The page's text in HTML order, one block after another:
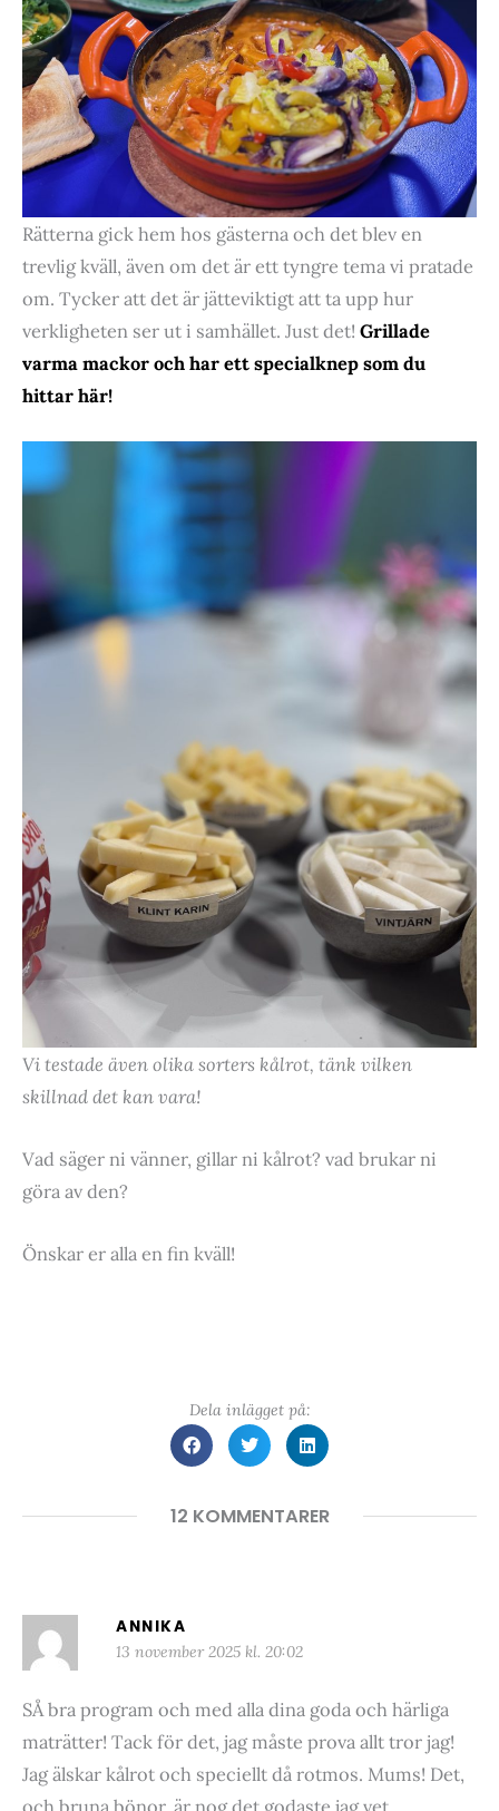
Rätterna gick hem hos gästerna och det blev en
trevlig kväll, även om det är ett tyngre tema vi pratade
om. Tycker att det är jätteviktigt att ta upp hur
verkligheten ser ut i samhället. Just det! Grillade
varma mackor och har ett specialknep som du
hittar här!
Vi testade även olika sorters kålrot, tänk vilken
skillnad det kan vara!
Vad säger ni vänner, gillar ni kålrot? vad brukar ni
göra av den?
Önskar er alla en fin kväll!
Dela inlägget på:
12 KOMMENTARER
ANNIKA
13 november 2025 kl. 20:02
SÅ bra program och med alla dina goda och härliga
maträtter! Tack för det, jag måste prova allt tror jag!
Jag älskar kålrot och speciellt då rotmos. Mums! Det,
och bruna bönor, är nog det godaste jag vet…